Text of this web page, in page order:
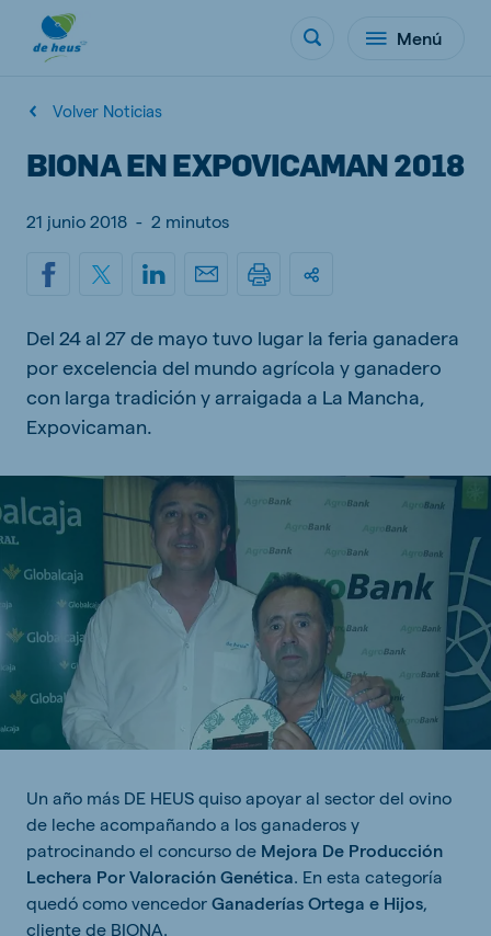
Menú
Volver Noticias
BIONA EN EXPOVICAMAN 2018
21 junio 2018 - 2 minutos
Del 24 al 27 de mayo tuvo lugar la feria ganadera
por excelencia del mundo agrícola y ganadero
con larga tradición y arraigada a La Mancha,
Expovicaman.
Un año más DE HEUS quiso apoyar al sector del ovino
de leche acompañando a los ganaderos y
patrocinando el concurso de Mejora De Producción
Lechera Por Valoración Genética. En esta categoría
quedó como vencedor Ganaderías Ortega e Hijos,
cliente de BIONA.